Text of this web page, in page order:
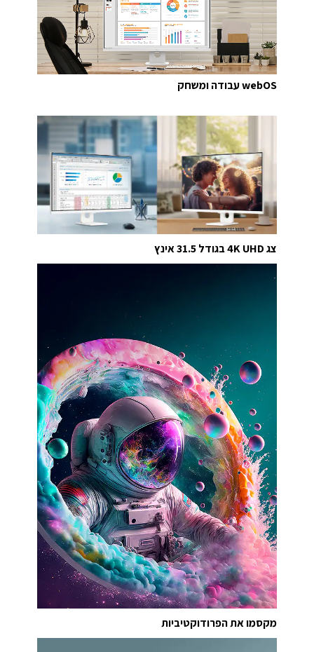
webOS עבודה ומשחק
צג 4K UHD בגודל 31.5 אינץ
מקסמו את הפרודוקטיביות